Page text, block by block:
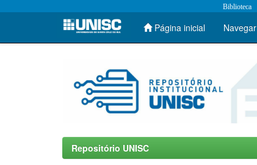
Skip
Biblioteca
Página inicial Navegar
Repositório UNISC